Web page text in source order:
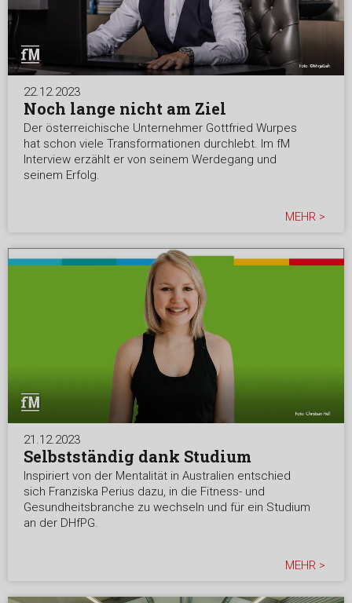
22.12.2023
Noch lange nicht am Ziel
Der österreichische Unternehmer Gottfried Wurpes
hat schon viele Transformationen durchlebt. Im fM
Interview erzählt er von seinem Werdegang und
seinem Erfolg.
MEHR >
21.12.2023
Selbstständig dank Studium
Inspiriert von der Mentalität in Australien entschied
sich Franziska Perius dazu, in die Fitness- und
Gesundheitsbranche zu wechseln und für ein Studium
an der DHfPG.
MEHR >